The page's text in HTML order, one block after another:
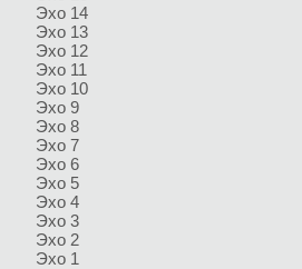
Эхо 14
Эхо 13
Эхо 12
Эхо 11
Эхо 10
Эхо 9
Эхо 8
Эхо 7
Эхо 6
Эхо 5
Эхо 4
Эхо 3
Эхо 2
Эхо 1